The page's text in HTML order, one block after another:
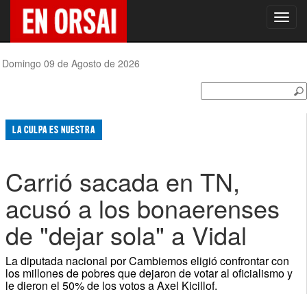
Domingo 09 de Agosto de 2026
LA CULPA ES NUESTRA
Carrió sacada en TN,
acusó a los bonaerenses
de "dejar sola" a Vidal
La diputada nacional por Cambiemos eligió confrontar con
los millones de pobres que dejaron de votar al oficialismo y
le dieron el 50% de los votos a Axel Kicillof.